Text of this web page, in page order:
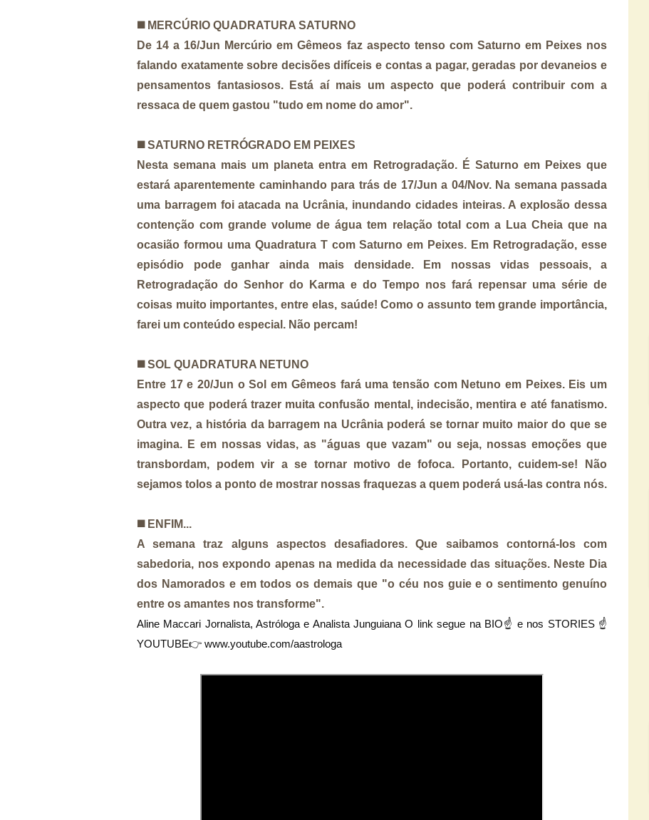
◼️ MERCÚRIO QUADRATURA SATURNO
De 14 a 16/Jun Mercúrio em Gêmeos faz aspecto tenso com Saturno em Peixes nos
falando exatamente sobre decisões difíceis e contas a pagar, geradas por devaneios e
pensamentos fantasiosos. Está aí mais um aspecto que poderá contribuir com a
ressaca de quem gastou "tudo em nome do amor".
◼️ SATURNO RETRÓGRADO EM PEIXES
Nesta semana mais um planeta entra em Retrogradação. É Saturno em Peixes que
estará aparentemente caminhando para trás de 17/Jun a 04/Nov. Na semana passada
uma barragem foi atacada na Ucrânia, inundando cidades inteiras. A explosão dessa
contenção com grande volume de água tem relação total com a Lua Cheia que na
ocasião formou uma Quadratura T com Saturno em Peixes. Em Retrogradação, esse
episódio pode ganhar ainda mais densidade. Em nossas vidas pessoais, a
Retrogradação do Senhor do Karma e do Tempo nos fará repensar uma série de
coisas muito importantes, entre elas, saúde! Como o assunto tem grande importância,
farei um conteúdo especial. Não percam!
◼️ SOL QUADRATURA NETUNO
Entre 17 e 20/Jun o Sol em Gêmeos fará uma tensão com Netuno em Peixes. Eis um
aspecto que poderá trazer muita confusão mental, indecisão, mentira e até fanatismo.
Outra vez, a história da barragem na Ucrânia poderá se tornar muito maior do que se
imagina. E em nossas vidas, as "águas que vazam" ou seja, nossas emoções que
transbordam, podem vir a se tornar motivo de fofoca. Portanto, cuidem-se! Não
sejamos tolos a ponto de mostrar nossas fraquezas a quem poderá usá-las contra nós.
◼️ ENFIM...
A semana traz alguns aspectos desafiadores. Que saibamos contorná-los com
sabedoria, nos expondo apenas na medida da necessidade das situações. Neste Dia
dos Namorados e em todos os demais que "o céu nos guie e o sentimento genuíno
entre os amantes nos transforme".
Aline Maccari Jornalista, Astróloga e Analista Junguiana O link segue na BIO☝ e nos STORIES ☝
YOUTUBE👉 www.youtube.com/aastrologa